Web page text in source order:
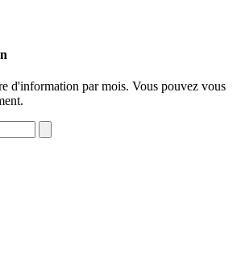
d'information par mois. Vous pouvez vous